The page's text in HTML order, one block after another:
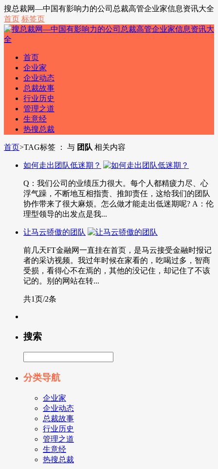
搜总裁网—中国有影响力的公司总裁高管企业家信息资讯大全
首页 标签页
首页
企业家
企业动态
总裁故事
行业历史
管理之道
生意经
热搜总裁
首页>TAG标签 ： 与 团队 相关内容
如何走出团队低迷期？
Q：我们公司的业绩压力很大。每个人都精疲力尽、心
浮气躁，不断地互相指责、推卸责任，这给我们的团队
协作带来了很大麻烦。怎么做才能走出低迷期呢? A：伦
理型领导的出发点是我...
让马云骄傲的团队
前几天FT金融网一直挂在首页，是马云接受金融时报记
者的采访视频。我过年时候在家看的，吃喝过多，智商
受损，看得心不在焉的，其他的没记住，却记住了不该
记的。别的网站在转...
共1页/2条
搜索
分类导航
企业家
企业动态
总裁故事
行业历史
管理之道
生意经
热搜总裁